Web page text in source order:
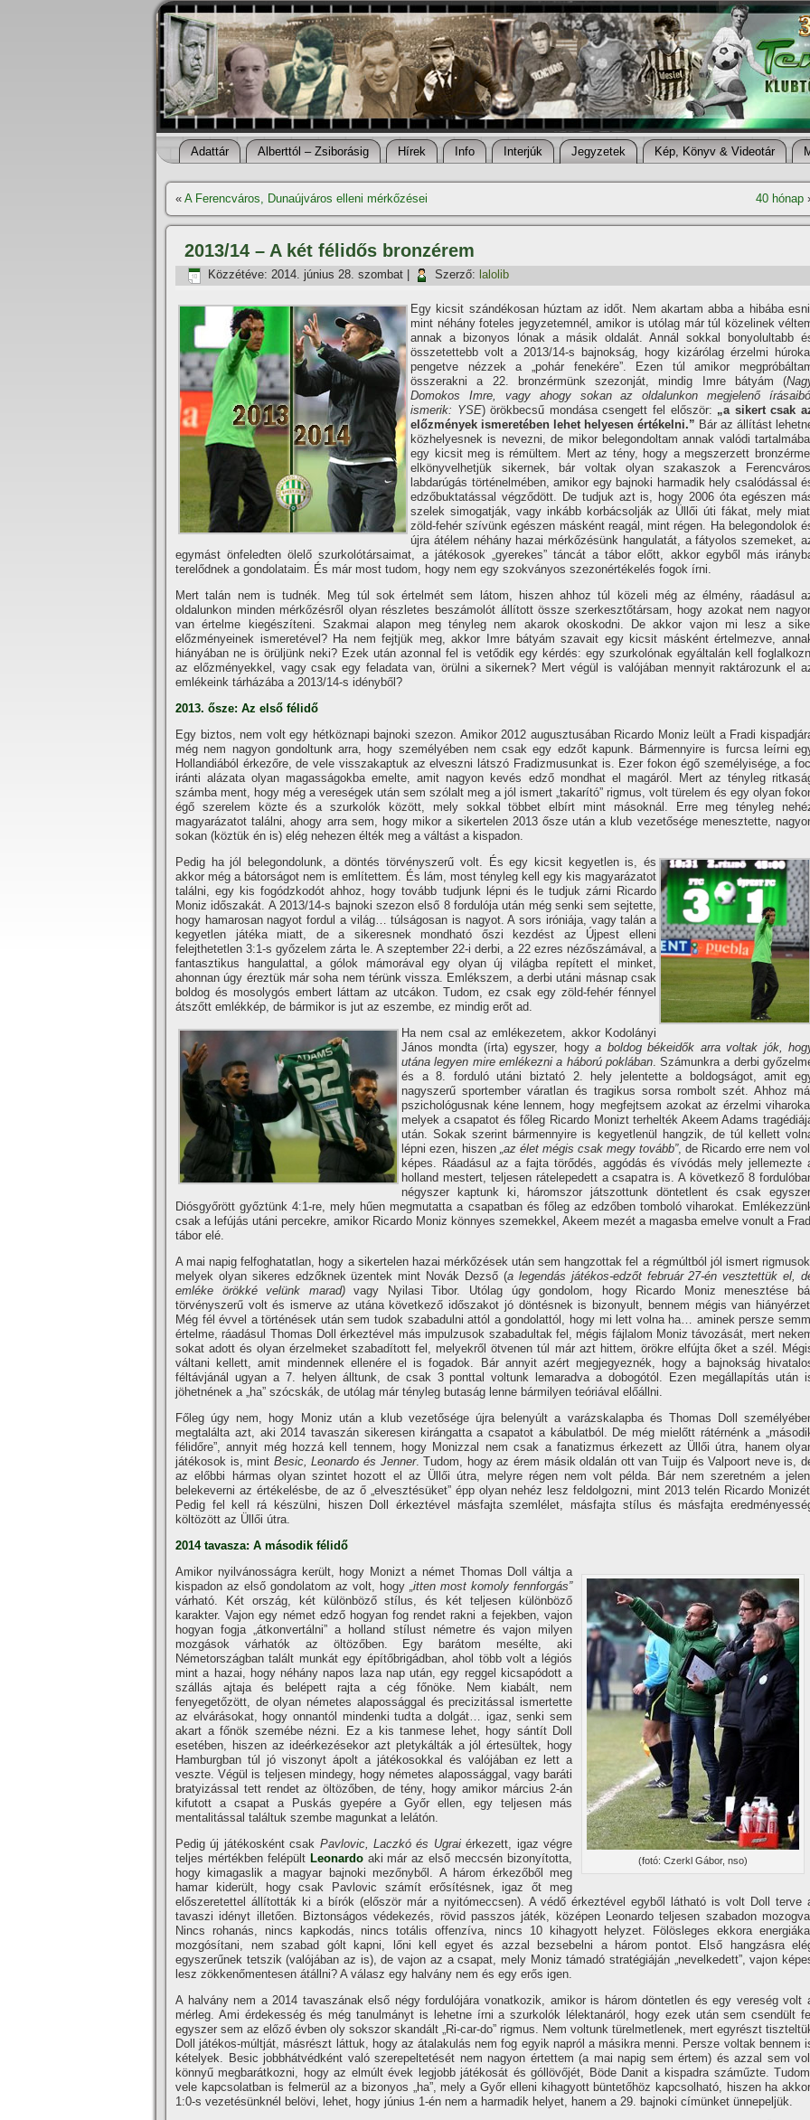
Adattár Alberttól – Zsiborásig Hí­rek Info Interjúk Jegyzetek Kép, Könyv & Videotár
« A Ferencváros, Dunaújváros elleni mérkőzései 40 hónap
2013/14 – A két félidős bronzérem
Közzétéve: 2014. június 28. szombat Szerző: lalolib
Egy kicsit szándékosan húztam az időt. Nem akartam abba a hibába
mint néhány foteles jegyzetemnél, amikor is utólag már túl közelinek
annak a bizonyos lónak a másik oldalát. Annál sokkal bonyolultabb
összetettebb volt a 2013/14-s bajnokság, hogy kizárólag érzelmi
pengetve nézzek a „pohár fenekére”. Ezen túl amikor
összerakni a 22. bronzérmünk szezonját, mindig Imre bátyám (
Domokos Imre, vagy ahogy sokan az oldalunkon megjelenő
ismerik: YSE) örökbecsű mondása csengett fel először: „a sikert csak
előzmények ismeretében lehet helyesen értékelni.” Bár az állí­tást
közhelyesnek is nevezni, de mikor belegondoltam annak valódi
egy kicsit meg is rémültem. Mert az tény, hogy a megszerzett
elkönyvelhetjük sikernek, bár voltak olyan szakaszok a
labdarúgás történelmében, amikor egy bajnoki harmadik hely csalódással
edzőbuktatással végződött. De tudjuk azt is, hogy 2006 óta egészen
szelek simogatják, vagy inkább korbácsolják az Üllői úti fákat, mely
zöld-fehér szí­vünk egészen másként reagál, mint régen. Ha belegondolok
újra átélem néhány hazai mérkőzésünk hangulatát, a fátyolos szemeket,
egymást önfeledten ölelő szurkolótársaimat, a játékosok „gyerekes” táncát a tábor előtt, akkor egyből más
terelődnek a gondolataim. És már most tudom, hogy nem egy szokványos szezonértékelés fogok í­rni.
Mert talán nem is tudnék. Meg túl sok értelmét sem látom, hiszen ahhoz túl közeli még az élmény, ráadásul
oldalunkon minden mérkőzésről olyan részletes beszámolót állí­tott össze szerkesztőtársam, hogy azokat nem
van értelme kiegészí­teni. Szakmai alapon meg tényleg nem akarok okoskodni. De akkor vajon mi lesz a
előzményeinek ismeretével? Ha nem fejtjük meg, akkor Imre bátyám szavait egy kicsit másként értelmezve,
hiányában ne is örüljünk neki? Ezek után azonnal fel is vetődik egy kérdés: egy szurkolónak egyáltalán kell
az előzményekkel, vagy csak egy feladata van, örülni a sikernek? Mert végül is valójában mennyit raktározunk el
emlékeink tárházába a 2013/14-s idényből?
2013. ősze: Az első félidő
Egy biztos, nem volt egy hétköznapi bajnoki szezon. Amikor 2012 augusztusában Ricardo Moniz leült a Fradi
még nem nagyon gondoltunk arra, hogy személyében nem csak egy edzőt kapunk. Bármennyire is furcsa leí­rni
Hollandiából érkezőre, de vele visszakaptuk az elveszni látszó Fradizmusunkat is. Ezer fokon égő személyisége, a
iránti alázata olyan magasságokba emelte, amit nagyon kevés edző mondhat el magáról. Mert az tényleg
számba ment, hogy még a vereségek után sem szólalt meg a jól ismert „takarí­tó” rigmus, volt türelem és egy olyan
égő szerelem közte és a szurkolók között, mely sokkal többet elbí­rt mint másoknál. Erre meg tényleg
magyarázatot találni, ahogy arra sem, hogy mikor a sikertelen 2013 ősze után a klub vezetősége menesztette,
sokan (köztük én is) elég nehezen élték meg a váltást a kispadon.
Pedig ha jól belegondolunk, a döntés törvényszerű volt. És egy kicsit kegyetlen is, és
akkor még a bátorságot nem is emlí­tettem. És lám, most tényleg kell egy kis magyarázatot
találni, egy kis fogódzkodót ahhoz, hogy tovább tudjunk lépni és le tudjuk zárni Ricardo
Moniz időszakát. A 2013/14-s bajnoki szezon első 8 fordulója után még senki sem sejtette,
hogy hamarosan nagyot fordul a világ… túlságosan is nagyot. A sors iróniája, vagy talán a
kegyetlen játéka miatt, de a sikeresnek mondható őszi kezdést az Újpest elleni
felejthetetlen 3:1-s győzelem zárta le. A szeptember 22-i derbi, a 22 ezres nézőszámával, a
fantasztikus hangulattal, a gólok mámorával egy olyan új világba repí­tett el minket,
ahonnan úgy éreztük már soha nem térünk vissza. Emlékszem, a derbi utáni másnap csak
boldog és mosolygós embert láttam az utcákon. Tudom, ez csak egy zöld-fehér fénnyel
átszőtt emlékkép, de bármikor is jut az eszembe, ez mindig erőt ad.
Ha nem csal az emlékezetem, akkor Kodolányi
János mondta (í­rta) egyszer, hogya boldog békeidők arra voltak jók,
utána legyen mire emlékezni a háború poklában. Számunkra a derbi
és a 8. forduló utáni biztató 2. hely jelentette a boldogságot, amit
nagyszerű sportember váratlan és tragikus sorsa rombolt szét. Ahhoz
pszichológusnak kéne lennem, hogy megfejtsem azokat az érzelmi
melyek a csapatot és főleg Ricardo Monizt terhelték Akeem Adams
után. Sokak szerint bármennyire is kegyetlenül hangzik, de túl kellett
lépni ezen, hiszen „az élet mégis csak megy tovább”, de Ricardo erre nem
képes. Ráadásul az a fajta törődés, aggódás és ví­vódás mely jellemezte
holland mestert, teljesen rátelepedett a csapatra is. A következő 8
négyszer kaptunk ki, háromszor játszottunk döntetlent és csak
Diósgyőrött győztünk 4:1-re, mely hűen megmutatta a csapatban és főleg az edzőben tomboló viharokat.
csak a lefújás utáni percekre, amikor Ricardo Moniz könnyes szemekkel, Akeem mezét a magasba emelve vonult a
tábor elé.
A mai napig felfoghatatlan, hogy a sikertelen hazai mérkőzések után sem hangzottak fel a régmúltból jól ismert
melyek olyan sikeres edzőknek üzentek mint Novák Dezső (a legendás játékos-edzőt február 27-én vesztettük el,
emléke örökké velünk marad)vagy Nyilasi Tibor. Utólag úgy gondolom, hogy Ricardo Moniz menesztése
törvényszerű volt és ismerve az utána következő időszakot jó döntésnek is bizonyult, bennem mégis van
Még fél évvel a történések után sem tudok szabadulni attól a gondolattól, hogy mi lett volna ha… aminek persze
értelme, ráadásul Thomas Doll érkeztével más impulzusok szabadultak fel, mégis fájlalom Moniz távozását, mert
sokat adott és olyan érzelmeket szabadí­tott fel, melyekről ötvenen túl már azt hittem, örökre elfújta őket a szél.
váltani kellett, amit mindennek ellenére el is fogadok. Bár annyit azért megjegyeznék, hogy a bajnokság
féltávjánál ugyan a 7. helyen álltunk, de csak 3 ponttal voltunk lemaradva a dobogótól. Ezen megállapí­tás után
jöhetnének a „ha” szócskák, de utólag már tényleg butaság lenne bármilyen teóriával előállni.
Főleg úgy nem, hogy Moniz után a klub vezetősége újra belenyúlt a varázskalapba és Thomas Doll
megtalálta azt, aki 2014 tavaszán sikeresen kirángatta a csapatot a kábulatból. De még mielőtt rátérnénk a
félidőre”, annyit még hozzá kell tennem, hogy Monizzal nem csak a fanatizmus érkezett az Üllői útra, hanem
játékosok is, mint Besic, Leonardo és Jenner. Tudom, hogy az érem másik oldalán ott van Tuijp és Valpoort neve is,
az előbbi hármas olyan szintet hozott el az Üllői útra, melyre régen nem volt példa. Bár nem szeretném a
belekeverni az értékelésbe, de az ő „elvesztésüket” épp olyan nehéz lesz feldolgozni, mint 2013 telén Ricardo
Pedig fel kell rá készülni, hiszen Doll érkeztével másfajta szemlélet, másfajta stí­lus és másfajta
költözött az Üllői útra.
2014 tavasza: A második félidő
(fotó: Czerkl Gábor, nso)
Amikor nyilvánosságra került, hogy Monizt a német Thomas Doll váltja a
kispadon az első gondolatom az volt, hogy „itten most komoly fennforgás”
várható. Két ország, két különböző stí­lus, és két teljesen különböző
karakter. Vajon egy német edző hogyan fog rendet rakni a fejekben, vajon
hogyan fogja „átkonvertálni” a holland stí­lust németre és vajon milyen
mozgások várhatók az öltözőben. Egy barátom mesélte, aki
Németországban talált munkát egy épí­tőbrigádban, ahol több volt a légiós
mint a hazai, hogy néhány napos laza nap után, egy reggel kicsapódott a
szállás ajtaja és belépett rajta a cég főnöke. Nem kiabált, nem
fenyegetőzött, de olyan németes alapossággal és precizitással ismertette
az elvárásokat, hogy onnantól mindenki tudta a dolgát… igaz, senki sem
akart a főnök szemébe nézni. Ez a kis tanmese lehet, hogy sántí­t Doll
esetében, hiszen az ideérkezésekor azt pletykálták a jól értesültek, hogy
Hamburgban túl jó viszonyt ápolt a játékosokkal és valójában ez lett a
veszte. Végül is teljesen mindegy, hogy németes alapossággal, vagy baráti
bratyizással tett rendet az öltözőben, de tény, hogy amikor március 2-án
kifutott a csapat a Puskás gyepére a Győr ellen, egy teljesen más
mentalitással találtuk szembe magunkat a lelátón.
Pedig új játékosként csak Pavlovic, Laczkó és Ugraiérkezett, igaz végre
teljes mértékben felépült Leonardoaki már az első meccsén bizonyí­totta,
hogy kimagaslik a magyar bajnoki mezőnyből. A három érkezőből meg
hamar kiderült, hogy csak Pavlovic számí­t erősí­tésnek, igaz őt meg
előszeretettel állí­tották ki a bí­rók (először már a nyitómeccsen). A védő érkeztével egyből látható is volt Doll terve
tavaszi idényt illetően. Biztonságos védekezés, rövid passzos játék, középen Leonardo teljesen szabadon
Nincs rohanás, nincs kapkodás, nincs totális offenzí­va, nincs 10 kihagyott helyzet. Fölösleges ekkora
mozgósí­tani, nem szabad gólt kapni, lőni kell egyet és azzal bezsebelni a három pontot. Első hangzásra
egyszerűnek tetszik (valójában az is), de vajon az a csapat, mely Moniz támadó stratégiáján „nevelkedett”, vajon
lesz zökkenőmentesen átállni? A válasz egy halvány nem és egy erős igen.
A halvány nem a 2014 tavaszának első négy fordulójára vonatkozik, amikor is három döntetlen és egy vereség volt
mérleg. Ami érdekesség és még tanulmányt is lehetne í­rni a szurkolók lélektanáról, hogy ezek után sem csendült fel
egyszer sem az előző évben oly sokszor skandált „Ri-car-do” rigmus. Nem voltunk türelmetlenek, mert egyrészt
Doll játékos-múltját, másrészt láttuk, hogy az átalakulás nem fog egyik napról a másikra menni. Persze voltak bennem
kételyek. Besic jobbhátvédként való szerepeltetését nem nagyon értettem (a mai napig sem értem) és azzal sem
könnyű megbarátkozni, hogy az elmúlt évek legjobb játékosát és góllövőjét, Böde Danit a kispadra száműzte.
vele kapcsolatban is felmerül az a bizonyos „ha”, mely a Győr elleni kihagyott büntetőhöz kapcsolható, hiszen ha
1:0-s vezetésünknél belövi, lehet, hogy június 1-én nem a harmadik helyet, hanem a 29. bajnoki cí­münket ünnepeljük.